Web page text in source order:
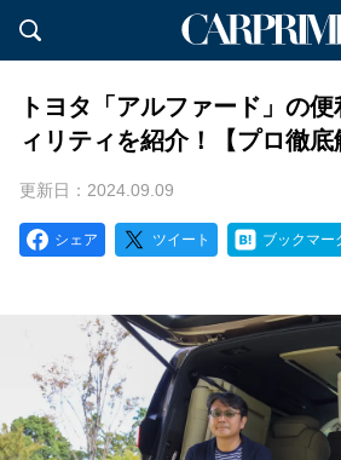
トヨタ「アルファード」の
ィリティを紹介！【プロ徹底
更新日：2024.09.09
シェア ツイート ブックマー